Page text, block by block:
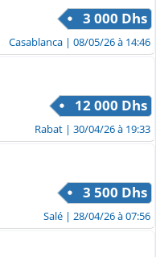
3 000 Dhs
Casablanca | 08/05/26 à 14:46
12 000 Dhs
Rabat | 30/04/26 à 19:33
3 500 Dhs
Salé | 28/04/26 à 07:56